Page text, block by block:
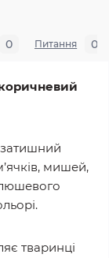
0 Питання 0
мишей,
тваринці